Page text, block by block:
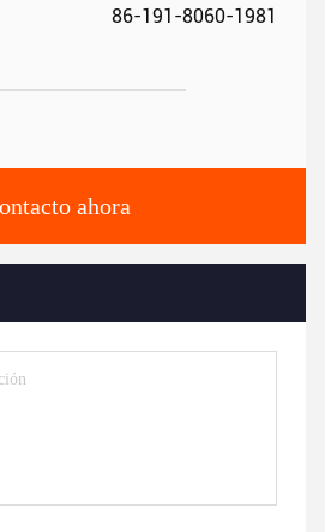
86-191-8060-1981
ahora